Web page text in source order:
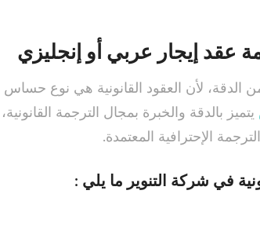
عقد إيجار عربي أو إنجليزي
الدقة، لأن العقود القانونية هي نوع حساس
يتميز بالدقة والخبرة بمجال الترجمة
الإحترافية المعتمدة.
في شركة التنوير ما يلي :